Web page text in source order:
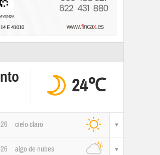
24℃
cielo claro
algo de nubes